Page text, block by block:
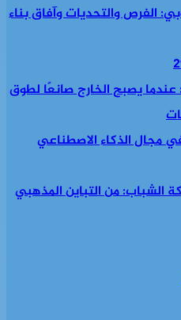
الفرص والتحديات وآفاق بناء
عندما يصبح الخارج صانعًا لطوق
مجال الذكاء الاصطناعي
الشباب: من التباين المذهبي